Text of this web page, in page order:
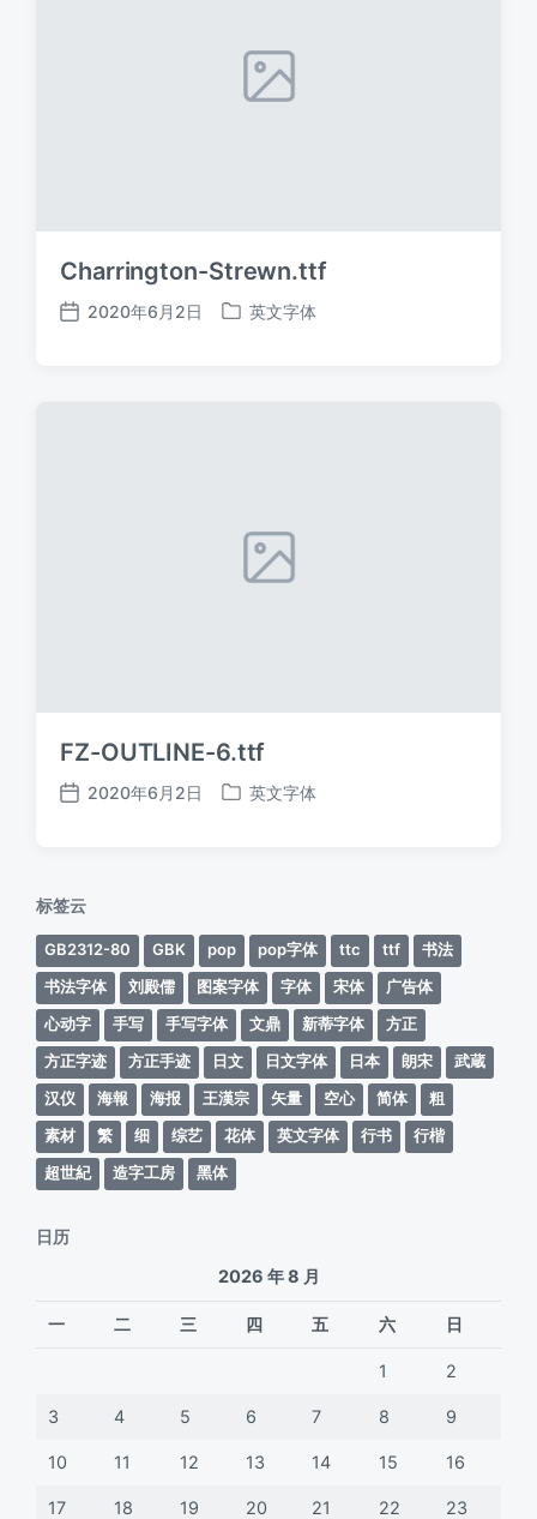
Charrington-Strewn.ttf
发
2020年6月2日
发
英文字体
FZ-OUTLINE-6.ttf
发
2020年6月2日
发
英文字体
标签云
GB2312-80 GBK pop pop字体 ttc ttf
书法
书法字体
刘殿儒 图案字体 字体 宋体
广告体
心动字
手写 手写字体 文鼎 新蒂字体
方正
方正字迹
方正手迹 日文 日文字体 日本 朗宋
武蔵
汉仪
海報 海报 王漢宗 矢量 空心 简体
粗
素材
繁 细 综艺 花体 英文字体 行书
行楷
超世紀
造字工房 黑体
日历
2026 年 8 月
一 二 三 四 五 六 日
1 2
3 4 5 6 7 8 9
10 11 12 13 14 15 16
17 18 19 20 21 22 23